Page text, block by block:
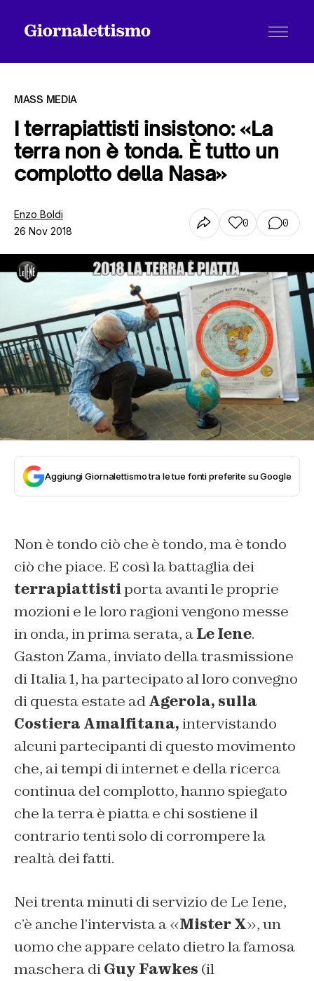
Tutti gli articoli
Chi siamo
Contatti
MASS MEDIA
I terrapiattisti insistono: «La
terra non è tonda. È tutto un
complotto della Nasa»
Enzo Boldi
26 Nov 2018
0 0
Aggiungi Giornalettismo tra le tue fonti preferite su Google
Non è tondo ciò che è tondo, ma è tondo
ciò che piace. E così la battaglia dei
terrapiattistiporta avanti le proprie
mozioni e le loro ragioni vengono messe
in onda, in prima serata, aLe Iene.
Gaston Zama, inviato della trasmissione
diItalia 1, ha partecipato al loro convegno
di questa estate adAgerola, sulla
Costiera Amalfitana,intervistando
alcuni partecipanti di questo movimento
che, ai tempi di internet e della ricerca
continua del complotto, hanno spiegato
che la terra è piatta e chi sostiene il
contrario tenti solo di corrompere la
realtà dei fatti.
Nei trenta minuti di servizio de Le Iene,
c’è anche l’intervista a «Mister X», un
uomo che appare celato dietro la famosa
maschera diGuy Fawkes (il